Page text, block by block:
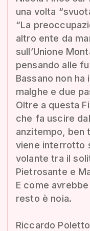
una volta
“La
altro ente da
sull’Unione
pensando alle
Bassano non
malghe e due
Oltre a questa
che fa uscire
anzitempo, ben
viene interrotto
volante tra il
Pietrosante e
E come
resto è noia.
Riccardo